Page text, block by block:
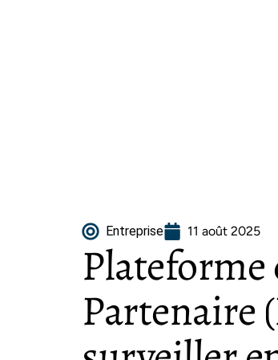
Entreprise 11 août 2025
Partenaire